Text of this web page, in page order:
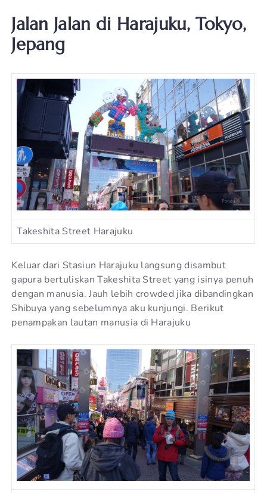
Jalan Jalan di Harajuku, Tokyo,
Jepang
Takeshita Street Harajuku
Keluar dari Stasiun Harajuku langsung disambut
gapura bertuliskan Takeshita Street yang isinya penuh
dengan manusia. Jauh lebih crowded jika dibandingkan
Shibuya yang sebelumnya aku kunjungi. Berikut
penampakan lautan manusia di Harajuku